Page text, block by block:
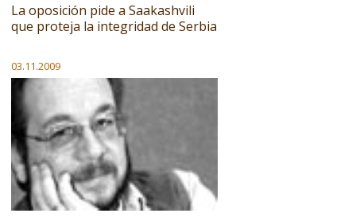
La oposición pide a Saakashvili
que proteja la integridad de Serbia
03.11.2009